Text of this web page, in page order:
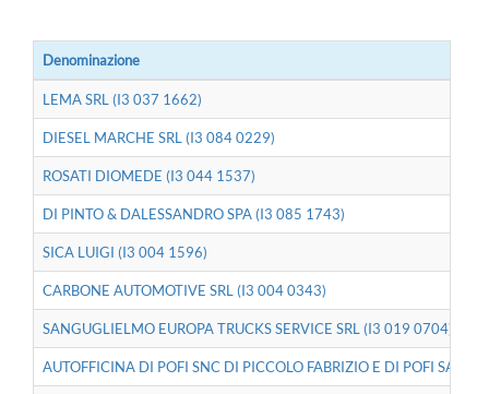
Denominazione
LEMA SRL (I3 037 1662)
DIESEL MARCHE SRL (I3 084 0229)
ROSATI DIOMEDE (I3 044 1537)
DI PINTO & DALESSANDRO SPA (I3 085 1743)
SICA LUIGI (I3 004 1596)
CARBONE AUTOMOTIVE SRL (I3 004 0343)
SANGUGLIELMO EUROPA TRUCKS SERVICE SRL (I3 019 0704)
AUTOFFICINA DI POFI SNC DI PICCOLO FABRIZIO E DI POFI